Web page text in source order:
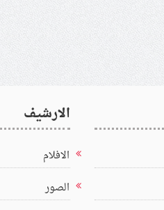
الارشيف
الافلام
الصور